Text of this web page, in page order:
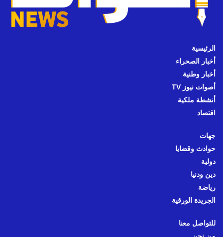
الرئيسية
أخبار الصحراء
أخبار وطنية
أصوات نيوز TV
أنشطة ملكية
اقتصاد
جهات
حوادث وقضايا
دولية
دين ودنيا
رياضة
الجريدة الورقية
للتواصل معنا